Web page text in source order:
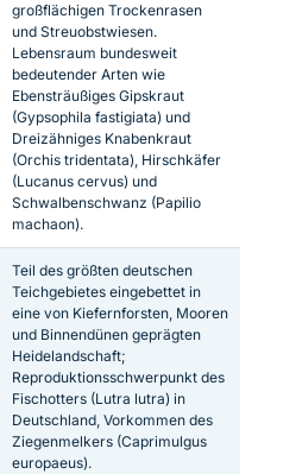
großflächigen Trockenrasen
und Streuobstwiesen.
Lebensraum bundesweit
bedeutender Arten wie
Ebensträußiges Gipskraut
(Gypsophila fastigiata) und
Dreizähniges Knabenkraut
(Orchis tridentata), Hirschkäfer
(Lucanus cervus) und
Schwalbenschwanz (Papilio
machaon).
Teil des größten deutschen
Teichgebietes eingebettet in
eine von Kiefernforsten, Mooren
und Binnendünen geprägten
Heidelandschaft;
Reproduktionsschwerpunkt des
Fischotters (Lutra lutra) in
Deutschland, Vorkommen des
Ziegenmelkers (Caprimulgus
europaeus).